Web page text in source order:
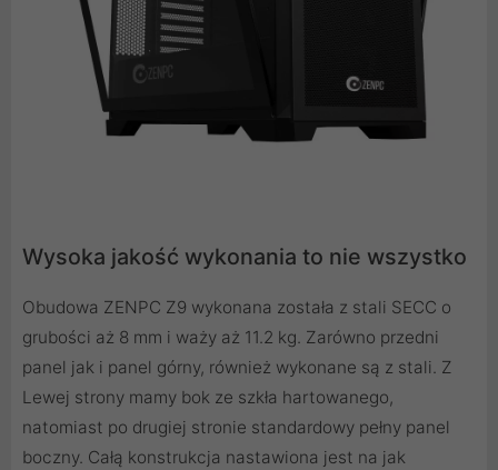
Wysoka jakość wykonania to nie wszystko
Obudowa ZENPC Z9 wykonana została z stali SECC o
grubości aż 8 mm i waży aż 11.2 kg. Zarówno przedni
panel jak i panel górny, również wykonane są z stali. Z
Lewej strony mamy bok ze szkła hartowanego,
natomiast po drugiej stronie standardowy pełny panel
boczny. Całą konstrukcja nastawiona jest na jak